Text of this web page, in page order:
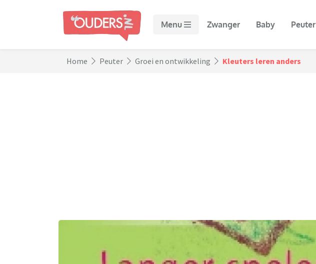
Menu Zwanger Baby Peuter
Home Peuter Groei en ontwikkeling Kleuters leren anders